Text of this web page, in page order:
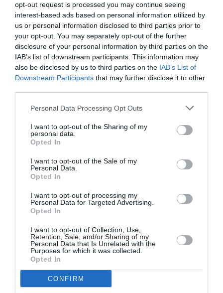
opt-out request is processed you may continue seeing
interest-based ads based on personal information utilized by
us or personal information disclosed to third parties prior to
your opt-out. You may separately opt-out of the further
disclosure of your personal information by third parties on the
IAB’s list of downstream participants. This information may
also be disclosed by us to third parties on the IAB’s List of
Downstream Participants that may further disclose it to other
Personal Data Processing Opt Outs
I want to opt-out of the Sharing of my
personal data.
Opted In
I want to opt-out of the Sale of my
Personal Data.
Opted In
I want to opt-out of processing my
Personal Data for Targeted Advertising.
Opted In
I want to opt-out of Collection, Use,
Retention, Sale, and/or Sharing of my
Personal Data that Is Unrelated with the
Purposes for which it was collected.
Opted In
CONFIRM
ADVERTISEMENT - CONTINUE READING BELOW